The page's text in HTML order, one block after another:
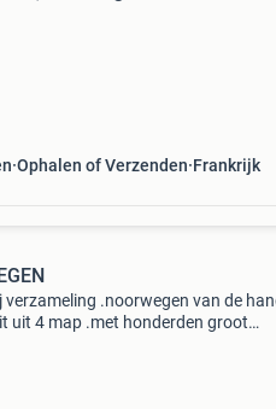
Ophalen of Verzenden Frankrijk
verzameling .noorwegen van de
uit 4 map .met honderden groot